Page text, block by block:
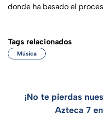
donde ha basado el
Tags relacionados
Música
¡No te pierdas
Azteca 7